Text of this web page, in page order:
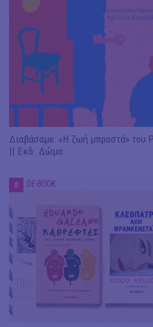
Διαβάσαμε: «Η ζωή μπροστά» του
|| Εκδ. Δώμα
# DE-BOOK